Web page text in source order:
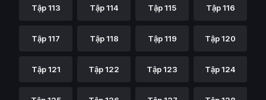
Tập 113 Tập 114 Tập 115 Tập 116
Tập 117 Tập 118 Tập 119 Tập 120
Tập 121 Tập 122 Tập 123 Tập 124